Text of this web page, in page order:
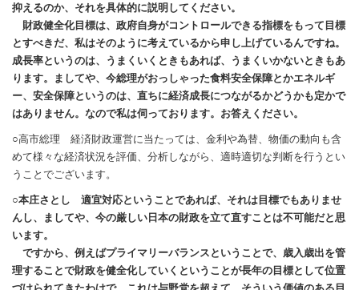
抑えるのか、それを具体的に説明してください。
財政健全化目標は、政府自身がコントロールできる指標をもって目標
とすべきだ、私はそのように考えているから申し上げているんですね。
成長率というのは、うまくいくときもあれば、うまくいかないときもあ
ります。ましてや、今総理がおっしゃった食料安全保障とかエネルギ
ー、安全保障というのは、直ちに経済成長につながるかどうかも定かで
はありません。なので私は伺っております。お答えください。
○高市総理 経済財政運営に当たっては、金利や為替、物価の動向も含
めて様々な経済状況を評価、分析しながら、適時適切な判断を行うとい
うことでございます。
○本庄さとし 適宜対応ということであれば、それは目標でもありませ
んし、ましてや、今の厳しい日本の財政を立て直すことは不可能だと思
います。
ですから、例えばプライマリーバランスということで、歳入歳出を管
理することで財政を健全化していくということが長年の目標として位置
づけられてきたわけで、これは与野党を超えて、そういう価値のある目